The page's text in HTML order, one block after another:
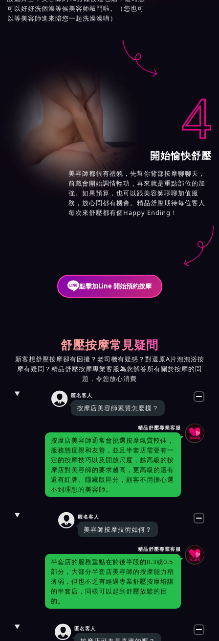
可以好好洗個澡等候美容师敲門啦。（您也可
以等美容師進來陪您一起洗澡澡唷）

4
開始愉快舒壓
美容師都很有禮貌，先幫你背部按摩聊聊天，
前戲會開始調情輕功，再來就是重點部位的加
強。如果預算，也可以跟美容師聊聊加值服
務，放心問都有機會。精品舒壓期待每位客人
每次來舒壓都有個Happy Ending！
點擊加Line 開始預約按摩
舒壓按摩常見疑問
新客想舒壓按摩卻有困擾？老司機有疑惑？對還原A片泡泡浴按
摩有疑問？精品舒壓按摩專業客服為您解答所有關於按摩的問
題，令您放心消費
 匿名客人
按摩店美容師素質怎麼樣？
精品舒壓專業客服
按摩店美容師通常會挑選按摩氣質較佳，
服務態度親和友善，並且半套店需要有一
定的按摩技巧以及開放尺度，越高級的按
摩店對美容師的要求越高，更高級的還有
還有紅牌、隱藏版區分，顧客不用擔心選
不到理想的美容師。
 匿名客人
美容師按摩技術如何？
精品舒壓專業客服
半套店的服務重點在於後半段的0.3或0.5
部分，大部分半套店美容師的按摩能力稍
薄弱，但也不乏有經過專業舒壓按摩培訓
的半套店，同樣可以起到舒壓放鬆的目
的。
 匿名客人